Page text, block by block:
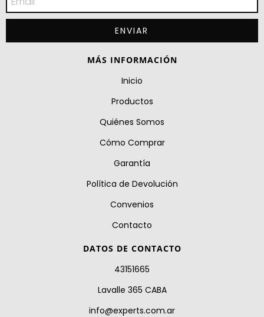
MÁS INFORMACIÓN
Inicio
Productos
Quiénes Somos
Cómo Comprar
Garantía
Política de Devolución
Convenios
Contacto
DATOS DE CONTACTO
43151665
Lavalle 365 CABA
info@experts.com.ar